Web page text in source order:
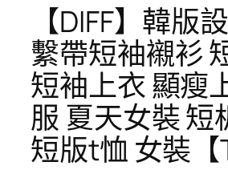
【DIFF】韓版
繫帶短袖襯衫
短袖上衣 顯瘦
服 夏天女裝 短
短版t恤 女裝【